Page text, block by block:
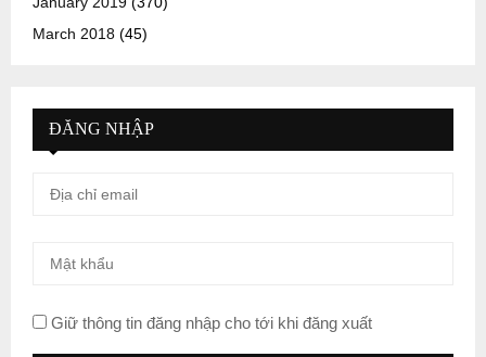
March 2018 (45)
ĐĂNG NHẬP
Giữ thông tin đăng nhập cho tới khi đăng xuất